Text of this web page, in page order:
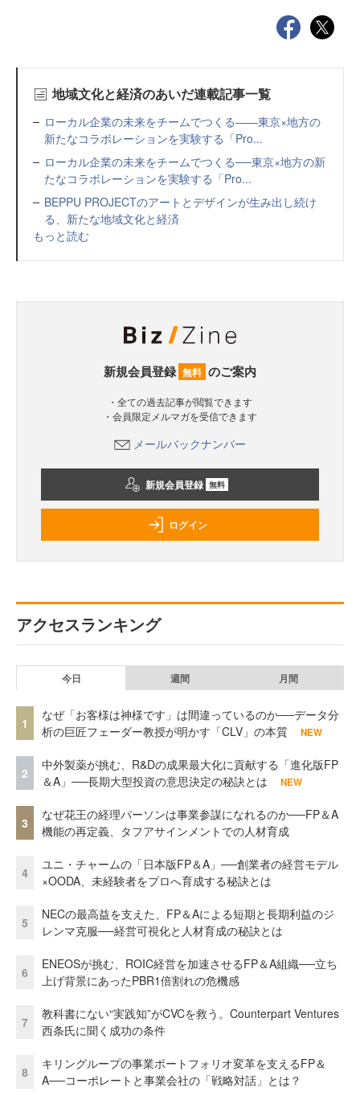
地域文化と経済のあいだ連載記事一覧
ローカル企業の未来をチームでつくる――東京×地方の
新たなコラボレーションを実験する「Pro...
ローカル企業の未来をチームでつくる──東京×地方の新
たなコラボレーションを実験する「Pro...
BEPPU PROJECTのアートとデザインが生み出し続け
る、新たな地域文化と経済
もっと読む
新規会員登録 無料 のご案内
・全ての過去記事が閲覧できます
・会員限定メルマガを受信できます
メールバックナンバー
新規会員登録 無料
ログイン
アクセスランキング
今日 週間 月間
1
なぜ「お客様は神様です」は間違っているのか──データ分
析の巨匠フェーダー教授が明かす「CLV」の本質
NEW
2
中外製薬が挑む、R&Dの成果最大化に貢献する「進化版FP
＆A」──長期大型投資の意思決定の秘訣とは
NEW
3
なぜ花王の経理パーソンは事業参謀になれるのか──FP＆A
機能の再定義、タフアサインメントでの人材育成
4
ユニ・チャームの「日本版FP＆A」──創業者の経営モデル
×OODA、未経験者をプロへ育成する秘訣とは
5
NECの最高益を支えた、FP＆Aによる短期と長期利益のジ
レンマ克服──経営可視化と人材育成の秘訣とは
6
ENEOSが挑む、ROIC経営を加速させるFP＆A組織──立ち
上げ背景にあったPBR1倍割れの危機感
7
教科書にない“実践知”がCVCを救う。Counterpart Ventures
西条氏に聞く成功の条件
8
キリングループの事業ポートフォリオ変革を支えるFP＆
A──コーポレートと事業会社の「戦略対話」とは？